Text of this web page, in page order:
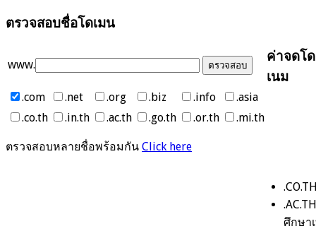
ตรวจสอบชื่อโดเมน
www.
.com .net .org .biz .info
.asia
.co.th
.in.th .ac.th .go.th .or.th .mi.th
ตรวจสอบหลายชื่อพร้อมกัน Click here
ศึกษา
ค่าจดโ
เนม